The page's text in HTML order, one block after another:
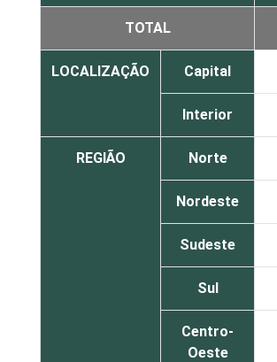
TOTAL
LOCALIZAÇÃO Capital
Interior
REGIÃO Norte
Nordeste
Sudeste
Sul
Centro-
Oeste